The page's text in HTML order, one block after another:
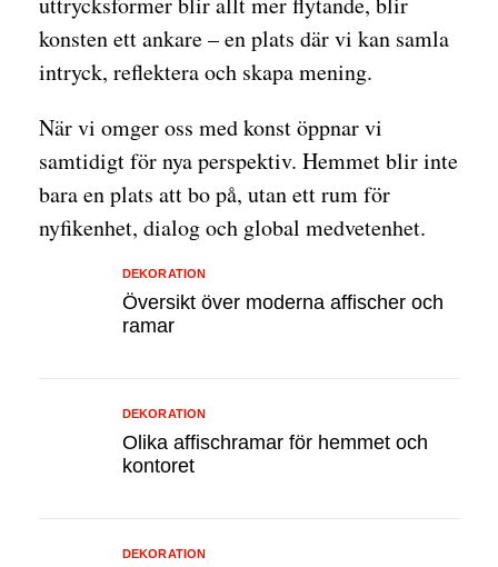
konsten ett ankare – en plats där vi kan samla
intryck, reflektera och skapa mening.
När vi omger oss med konst öppnar vi
samtidigt för nya perspektiv. Hemmet blir inte
bara en plats att bo på, utan ett rum för
nyfikenhet, dialog och global medvetenhet.
Översikt över moderna affischer och
ramar
DEKORATION
Olika affischramar för hemmet och
kontoret
DEKORATION
DEKORATION